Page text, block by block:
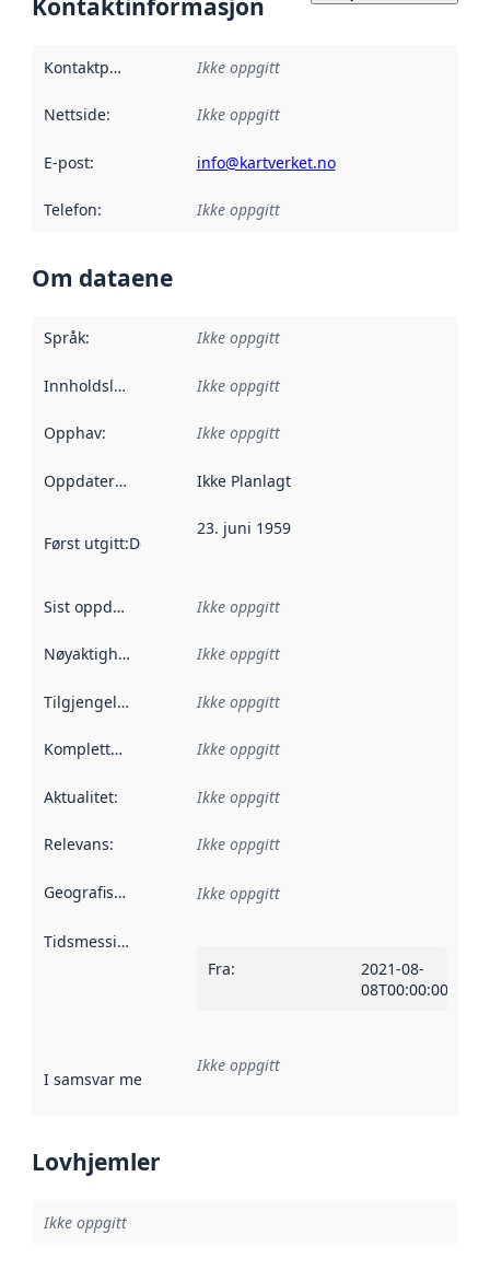
Kontaktinformasjon
Kontaktpunkt Ikke oppgitt
Nettside: Ikke oppgitt
E-post: info@kartverket.no
Telefon: Ikke oppgitt
Om dataene
Språk: Ikke oppgitt
Innholdsleverandører :
Ikke oppgitt
Opphav: Ikke oppgitt
Oppdateringsfrekvens :
Ikke Planlagt
Først utgitt:Denne datoen sier når dataene i dette
23. juni 1959
Sist oppdatert Ikke oppgitt
Nøyaktighet Ikke oppgitt
Tilgjengelighet Ikke oppgitt
Kompletthet Ikke oppgitt
Aktualitet: Ikke oppgitt
Relevans: Ikke oppgitt
Geografisk avgrensning :
Ikke oppgitt
Tidsmessig avgrensning
Fra:
2021-08-
08T00:00:00Z
I samsvar med Referanse til en implementasjonsregel
Ikke oppgitt
Lovhjemler
Ikke oppgitt